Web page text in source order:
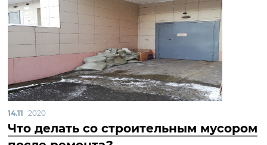
14.11 2020
Что делать со строительным мусором